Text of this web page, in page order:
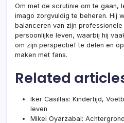
Om met de scrutinie om te gaan,
imago zorgvuldig te beheren. Hij
balanceren van zijn
persoonlijke leven, waarbij hij
om zijn perspectief te delen en
maken met fans.
Related
Iker Casillas: Kindertijd,
leven
Mikel Oyarzabal: